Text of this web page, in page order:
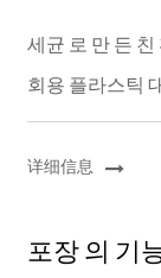
세균 로 만 든
회용 플라스틱
이너 들 이 늘
Amato 가친 환
详细信息
포장 의 기